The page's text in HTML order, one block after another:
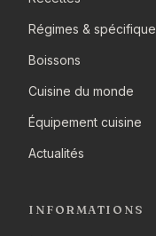
Régimes & spécifique
Boissons
Cuisine du monde
Équipement cuisine
Actualités
INFORMATIONS